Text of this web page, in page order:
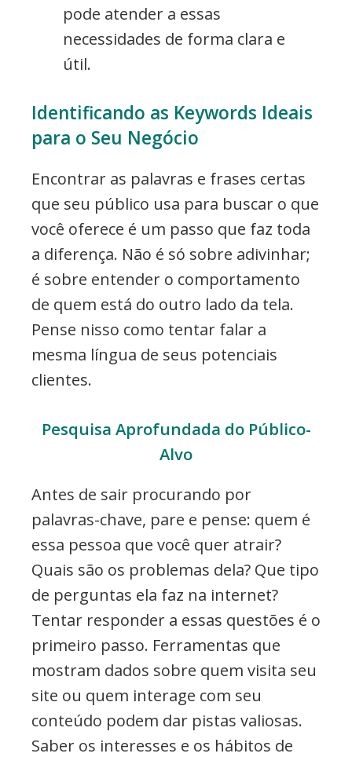
pode atender a essas
necessidades de forma clara e
útil.
Identificando as Keywords Ideais
para o Seu Negócio
Encontrar as palavras e frases certas
que seu público usa para buscar o que
você oferece é um passo que faz toda
a diferença. Não é só sobre adivinhar;
é sobre entender o comportamento
de quem está do outro lado da tela.
Pense nisso como tentar falar a
mesma língua de seus potenciais
clientes.
Pesquisa Aprofundada do Público-
Alvo
Antes de sair procurando por
palavras-chave, pare e pense: quem é
essa pessoa que você quer atrair?
Quais são os problemas dela? Que tipo
de perguntas ela faz na internet?
Tentar responder a essas questões é o
primeiro passo. Ferramentas que
mostram dados sobre quem visita seu
site ou quem interage com seu
conteúdo podem dar pistas valiosas.
Saber os interesses e os hábitos de